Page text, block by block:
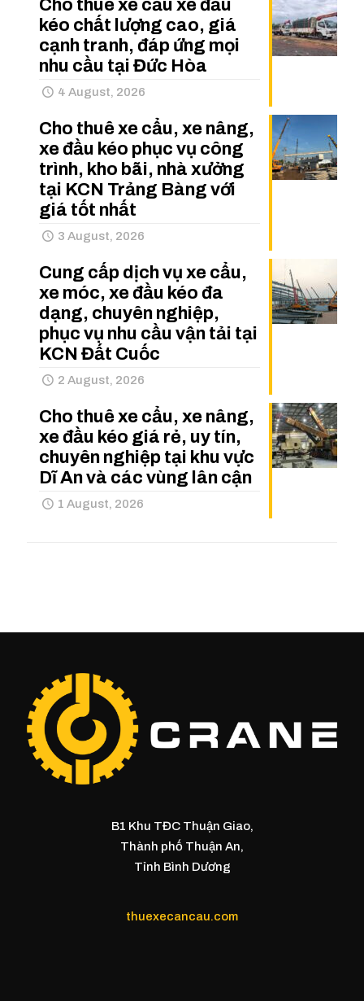
Cho thuê xe cẩu xe đầu
kéo chất lượng cao, giá
cạnh tranh, đáp ứng mọi
nhu cầu tại Đức Hòa
4 August, 2026
Cho thuê xe cẩu, xe nâng,
xe đầu kéo phục vụ công
trình, kho bãi, nhà xưởng
tại KCN Trảng Bàng với
giá tốt nhất
3 August, 2026
Cung cấp dịch vụ xe cẩu,
xe móc, xe đầu kéo đa
dạng, chuyên nghiệp,
phục vụ nhu cầu vận tải tại
KCN Đất Cuốc
2 August, 2026
Cho thuê xe cẩu, xe nâng,
xe đầu kéo giá rẻ, uy tín,
chuyên nghiệp tại khu vực
Dĩ An và các vùng lân cận
1 August, 2026
B1 Khu TĐC Thuận Giao,
Thành phố Thuận An,
Tỉnh Bình Dương
thuexecancau.com